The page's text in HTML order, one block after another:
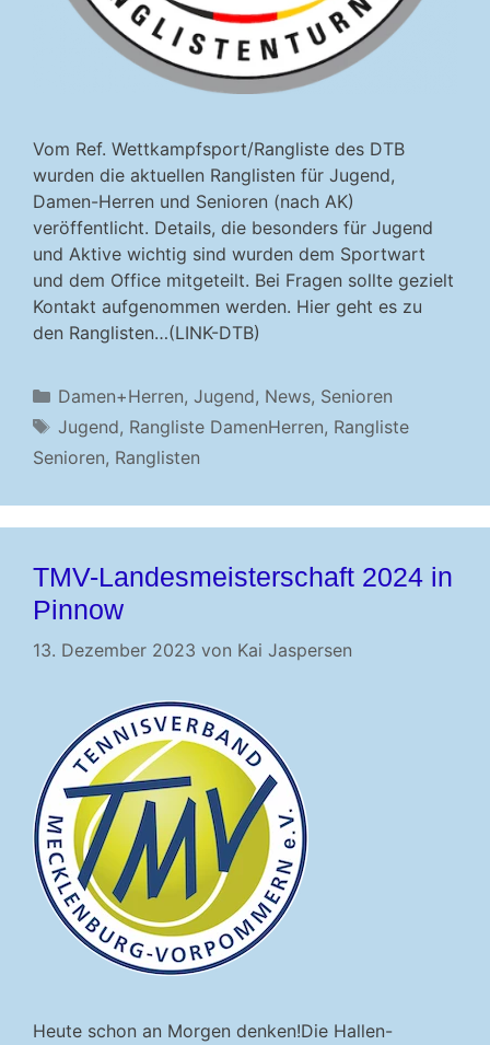
Vom Ref. Wettkampfsport/Rangliste des DTB
wurden die aktuellen Ranglisten für Jugend,
Damen-Herren und Senioren (nach AK)
veröffentlicht. Details, die besonders für Jugend
und Aktive wichtig sind wurden dem Sportwart
und dem Office mitgeteilt. Bei Fragen sollte gezielt
Kontakt aufgenommen werden. Hier geht es zu
den Ranglisten…(LINK-DTB)
Kategorien
Damen+Herren, Jugend, News, Senioren
Schlagwörter
Jugend, Rangliste DamenHerren, Rangliste
Senioren, Ranglisten
TMV-Landesmeisterschaft 2024 in
Pinnow
13. Dezember 2023 von Kai Jaspersen
Heute schon an Morgen denken!Die Hallen-